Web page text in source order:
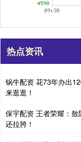
热点资讯
锅牛配资 花73年办出
来逛逛！
保宇配资 王者荣耀：
还拉胯！